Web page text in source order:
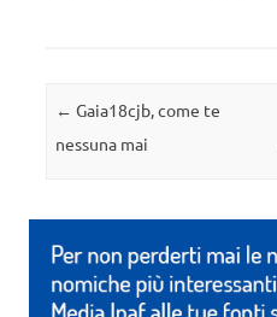
Navigazione articolo
← Gaia18cjb, come te
nessuna mai